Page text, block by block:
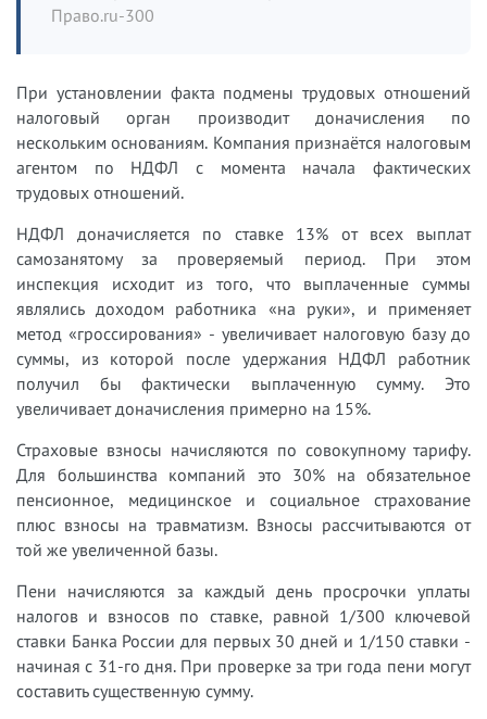
Право.ru-300
При установлении факта подмены трудовых отношений
налоговый орган производит доначисления по
нескольким основаниям. Компания признаётся налоговым
агентом по НДФЛ с момента начала фактических
трудовых отношений.
НДФЛ доначисляется по ставке 13% от всех выплат
самозанятому за проверяемый период. При этом
инспекция исходит из того, что выплаченные суммы
являлись доходом работника «на руки», и применяет
метод «гроссирования» - увеличивает налоговую базу до
суммы, из которой после удержания НДФЛ работник
получил бы фактически выплаченную сумму. Это
увеличивает доначисления примерно на 15%.
Страховые взносы начисляются по совокупному тарифу.
Для большинства компаний это 30% на обязательное
пенсионное, медицинское и социальное страхование
плюс взносы на травматизм. Взносы рассчитываются от
той же увеличенной базы.
Пени начисляются за каждый день просрочки уплаты
налогов и взносов по ставке, равной 1/300 ключевой
ставки Банка России для первых 30 дней и 1/150 ставки -
начиная с 31-го дня. При проверке за три года пени могут
составить существенную сумму.